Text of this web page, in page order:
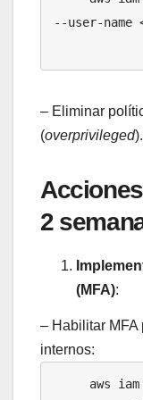
--user-name
– Eliminar
(overprivileged).
2
(MFA):
– Habilitar MFA
internos: